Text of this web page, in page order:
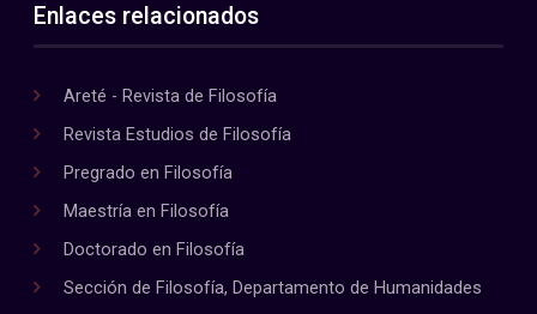
Enlaces relacionados
Areté - Revista de Filosofía
Revista Estudios de Filosofía
Pregrado en Filosofía
Maestría en Filosofía
Doctorado en Filosofía
Sección de Filosofía, Departamento de Humanidades